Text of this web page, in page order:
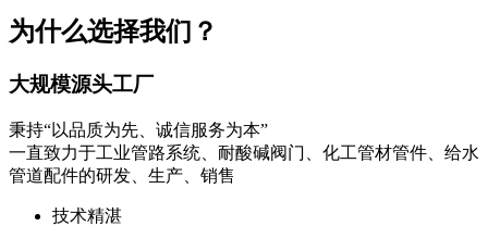
为什么选择我们？
大规模源头工厂
秉持“以品质为先、诚信服务为本”
一直致力于工业管路系统、耐酸碱阀门、化工管材管件、给水
管道配件的研发、生产、销售
技术精湛